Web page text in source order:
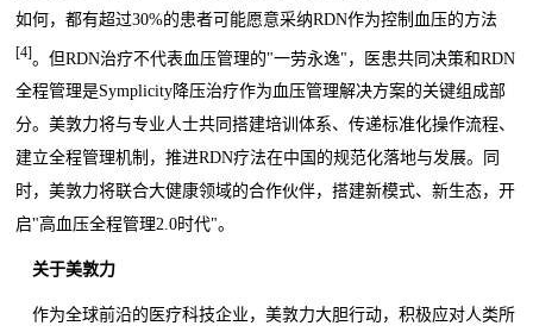
如何，都有超过30%的患者可能愿意采纳RDN作为控制血压的方法
[4]。但RDN治疗不代表血压管理的"一劳永逸"，医患共同决策和RDN
全程管理是Symplicity降压治疗作为血压管理解决方案的关键组成部
分。美敦力将与专业人士共同搭建培训体系、传递标准化操作流程、
建立全程管理机制，推进RDN疗法在中国的规范化落地与发展。同
时，美敦力将联合大健康领域的合作伙伴，搭建新模式、新生态，开
启"高血压全程管理2.0时代"。
关于美敦力
作为全球前沿的医疗科技企业，美敦力大胆行动，积极应对人类所